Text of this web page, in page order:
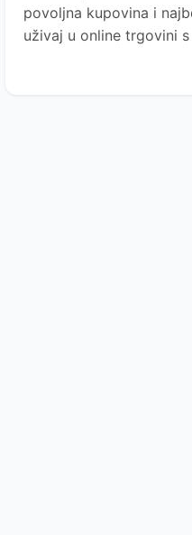
povoljna kupovina i
uživaj u online trgovini